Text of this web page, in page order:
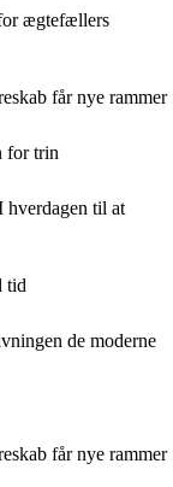
ægtefællers
får nye rammer
for trin
til at
tid
de moderne
får nye rammer